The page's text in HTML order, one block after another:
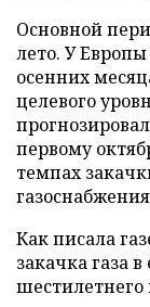
Основной
лето. У
осенних
целевого
первому
темпах
Как писала
закачка газа